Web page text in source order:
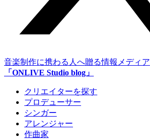
音楽制作に携わる人へ贈る情報メディア
「ONLIVE Studio blog」
クリエイターを探す
プロデューサー
シンガー
アレンジャー
作曲家